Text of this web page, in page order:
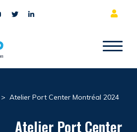
> Atelier Port Center Montréal 2024
Atelier Port Center